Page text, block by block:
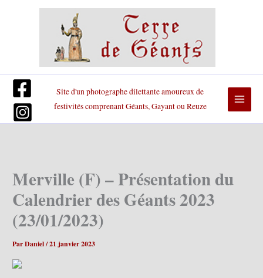
Site d'un photographe dilettante amoureux de
festivités comprenant Géants, Gayant ou Reuze
Merville (F) – Présentation du
Calendrier des Géants 2023
(23/01/2023)
ParDaniel/21 janvier 2023